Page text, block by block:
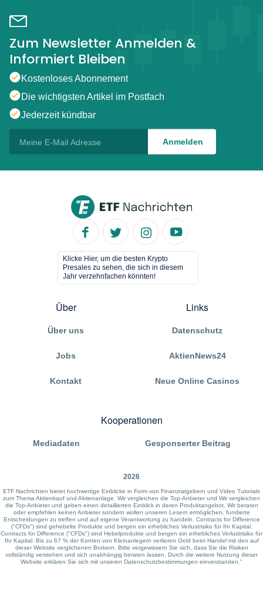
Zum Newsletter Anmelden &
Informiert Bleiben
Kostenloses Abonnement
Die wichtigsten Artikel im Postfach
Jederzeit kündbar
Klicke Hier, um die besten Krypto
Presales zu sehen, die sich in diesem
Jahr verzehnfachen könnten!
Über
Über uns
Jobs
Kontakt
Links
Datenschutz
AktienNews24
Neue Online Casinos
Kooperationen
Mediadaten Gesponserter Beitrag
2026
ETF Nachrichten bietet hochwertige Einblicke in Form von Finanzratgebern und Video Tutorials
zum Thema Aktienkauf und Aktienanlage. Wir vergleichen die Top-Anbieter und Wir vergleichen
die Top-Anbieter und geben einen detaillierten Einblick in deren Produktangebot. Wir beraten
oder empfehlen keinen Anbieter sondern wollen unseren Lesern ermöglichen, fundierte
Entscheidungen zu treffen und auf eigene Verantwortung zu handeln. Contracts for Difference
("CFDs") sind gehebelte Produkte und bergen ein erhebliches Verlustrisiko für Ihr Kapital.
Contracts for Difference ("CFDs") sind Hebelprodukte und bergen ein erhebliches Verlustrisiko für
Ihr Kapital. Bis zu 67 % der Konten von Kleinanlegern verlieren Geld beim Handel mit den auf
dieser Website verglichenen Brokern. Bitte vergewissern Sie sich, dass Sie die Risiken
vollständig verstehen und sich unabhängig beraten lassen. Durch die weitere Nutzung dieser
Website erklären Sie sich mit unseren Datenschutzbestimmungen einverstanden."